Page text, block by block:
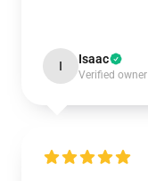
I Isaac
Verified owner